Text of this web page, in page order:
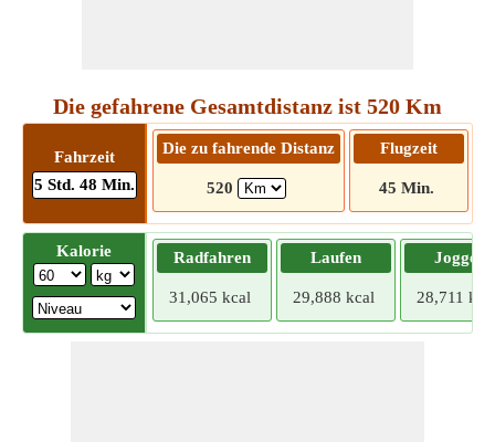
Die gefahrene Gesamtdistanz ist 520 Km
Fahrzeit
5 Std. 48 Min.
Die zu fahrende Distanz
520
Flugzeit
45 Min.
Kalorie Radfahren
31,065 kcal
Laufen
29,888 kcal
Joggen
28,711